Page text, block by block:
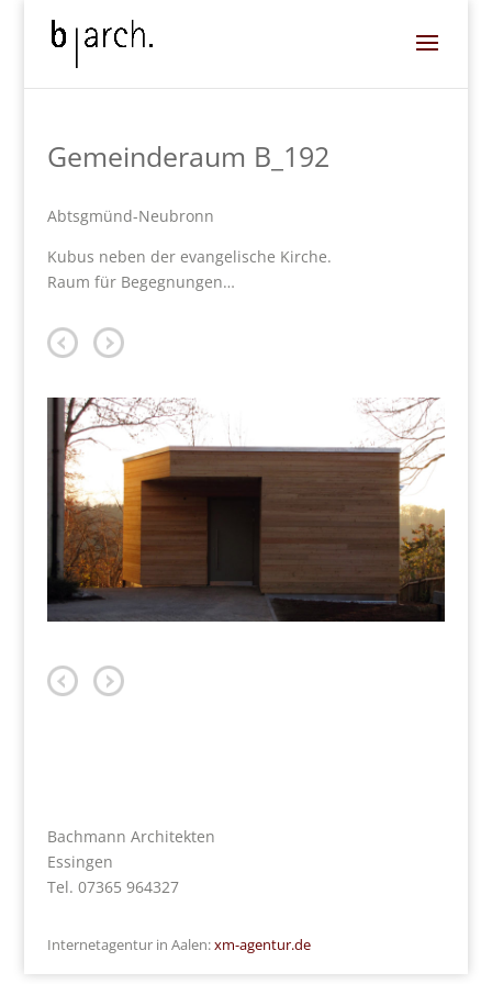
Gemeinderaum B_192
Abtsgmünd-Neubronn
Kubus neben der evangelische Kirche.
Raum für Begegnungen…
Bachmann Architekten
Essingen
Tel. 07365 964327
Internetagentur in Aalen:xm-agentur.de